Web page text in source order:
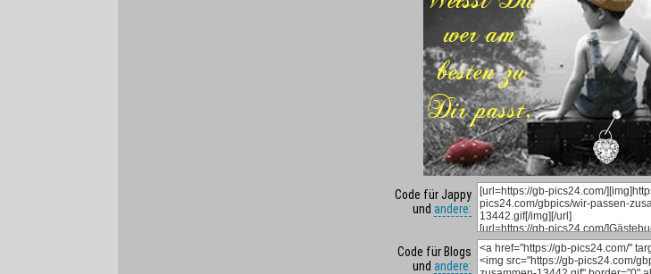
Code für Jappy
und andere:
Code für Blogs
und andere: